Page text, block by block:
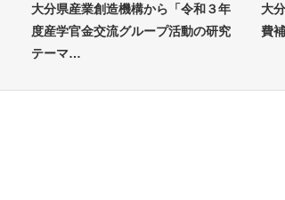
大分県産業創造機構から「令和３年
度産学官金交流グループ活動の研究
テーマ…
大
費